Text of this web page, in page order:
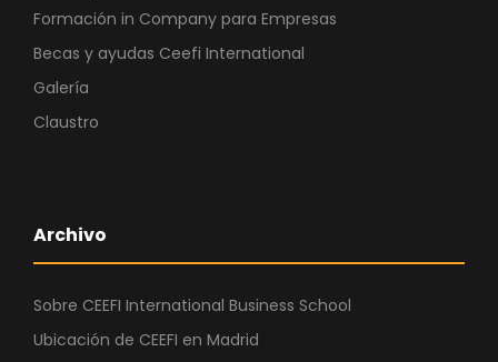
Formación in Company para Empresas
Becas y ayudas Ceefi International
Galería
Claustro
Archivo
Sobre CEEFI International Business School
Ubicación de CEEFI en Madrid